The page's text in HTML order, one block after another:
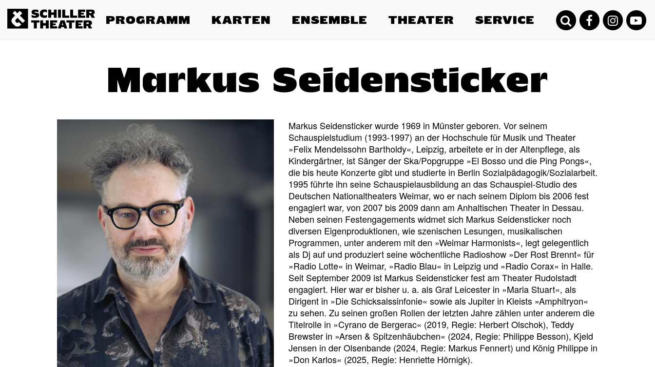
PROGRAMM KARTEN ENSEMBLE THEATER SERVICE
Markus Seidensticker
Markus Seidensticker wurde 1969 in Münster geboren. Vor seinem
Schauspielstudium (1993-1997) an der Hochschule für Musik und Theater
»Felix Mendelssohn Bartholdy«, Leipzig, arbeitete er in der Altenpflege, als
Kindergärtner, ist Sänger der Ska/Popgruppe »El Bosso und die Ping Pongs«,
die bis heute Konzerte gibt und studierte in Berlin Sozialpädagogik/Sozialarbeit.
1995 führte ihn seine Schauspielausbildung an das Schauspiel-Studio des
Deutschen Nationaltheaters Weimar, wo er nach seinem Diplom bis 2006 fest
engagiert war, von 2007 bis 2009 dann am Anhaltischen Theater in Dessau.
Neben seinen Festengagements widmet sich Markus Seidensticker noch
diversen Eigenproduktionen, wie szenischen Lesungen, musikalischen
Programmen, unter anderem mit den »Weimar Harmonists«, legt gelegentlich
als Dj auf und produziert seine wöchentliche Radioshow »Der Rost Brennt« für
»Radio Lotte« in Weimar, »Radio Blau« in Leipzig und »Radio Corax« in Halle.
Seit September 2009 ist Markus Seidensticker fest am Theater Rudolstadt
engagiert. Hier war er bisher u. a. als Graf Leicester in »Maria Stuart«, als
Dirigent in »Die Schicksalssinfonie« sowie als Jupiter in Kleists »Amphitryon«
zu sehen. Zu seinen großen Rollen der letzten Jahre zählen unter anderem die
Titelrolle in »Cyrano de Bergerac« (2019, Regie: Herbert Olschok), Teddy
Brewster in »Arsen & Spitzenhäubchen« (2024, Regie: Philippe Besson), Kjeld
Jensen in der Olsenbande (2024, Regie: Markus Fennert) und König Philippe in
»Don Karlos« (2025, Regie: Henriette Hörnigk).